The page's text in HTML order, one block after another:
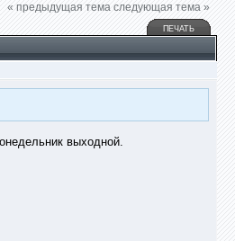
« предыдущая тема следующая тема »
ПЕЧАТЬ
мая - понедельник выходной.